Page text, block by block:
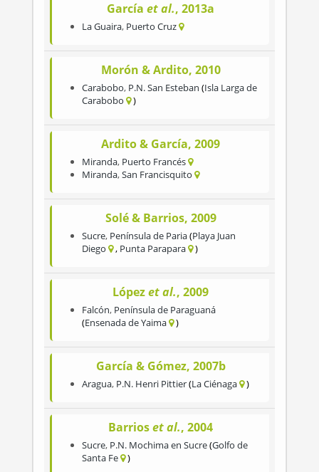
García et al., 2013a
La Guaira, Puerto Cruz
Morón & Ardito, 2010
Carabobo, P.N. San Esteban Isla Larga de
Carabobo
Ardito & García, 2009
Miranda, Puerto Francés
Miranda,San Francisquito
Solé & Barrios, 2009
Sucre, Península de Paria Playa Juan
Diego
Punta Parapara
Lópezet al., 2009
Falcón, Península de Paraguaná
Ensenada de Yaima
García & Gómez, 2007b
Aragua, P.N. Henri Pittier La Ciénaga
Barrioset al., 2004
Sucre, P.N. Mochima en Sucre Golfo de
Santa Fe